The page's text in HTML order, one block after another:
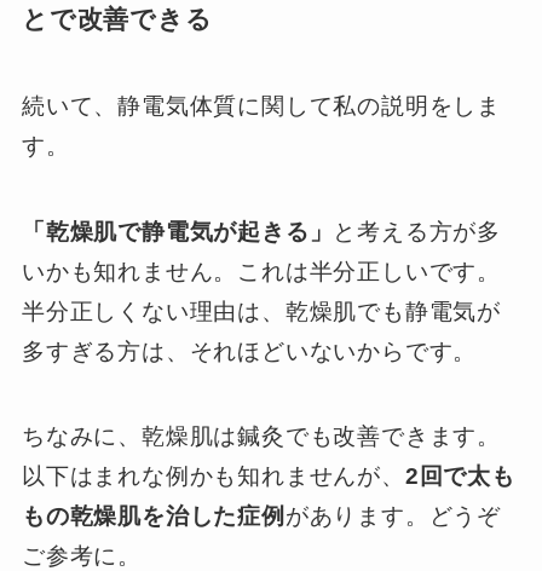
とで改善できる
続いて、静電気体質に関して私の説明をしま
す。
「乾燥肌で静電気が起きる」
と考える方が多
いかも知れません。これは半分正しいです。
半分正しくない理由は、乾燥肌でも静電気が
多すぎる方は、それほどいないからです。
ちなみに、乾燥肌は鍼灸でも改善できます。
以下はまれな例かも知れませんが、 2回で太も
もの乾燥肌を治した症例 があります。どうぞ
ご参考に。